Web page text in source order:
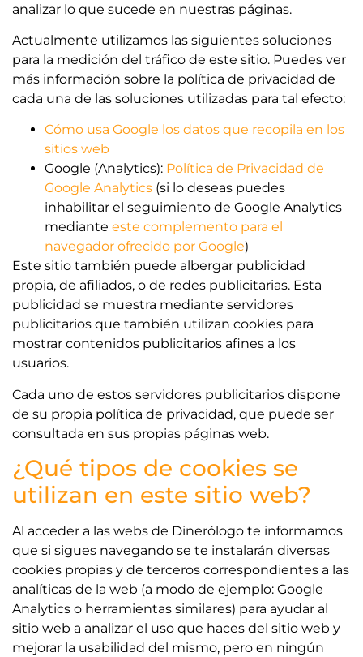
analizar lo que sucede en nuestras páginas.
Actualmente utilizamos las siguientes soluciones
para la medición del tráfico de este sitio. Puedes ver
más información sobre la política de privacidad de
cada una de las soluciones utilizadas para tal efecto:
Cómo usa Google los datos que recopila en los
sitios web
Google (Analytics): Política de Privacidad de
Google Analytics (si lo deseas puedes
inhabilitar el seguimiento de Google Analytics
mediante este complemento para el
navegador ofrecido por Google)
Este sitio también puede albergar publicidad
propia, de afiliados, o de redes publicitarias. Esta
publicidad se muestra mediante servidores
publicitarios que también utilizan cookies para
mostrar contenidos publicitarios afines a los
usuarios.
Cada uno de estos servidores publicitarios dispone
de su propia política de privacidad, que puede ser
consultada en sus propias páginas web.
¿Qué tipos de cookies se
utilizan en este sitio web?
Al acceder a las webs de Dinerólogo te informamos
que si sigues navegando se te instalarán diversas
cookies propias y de terceros correspondientes a las
analíticas de la web (a modo de ejemplo: Google
Analytics o herramientas similares) para ayudar al
sitio web a analizar el uso que haces del sitio web y
mejorar la usabilidad del mismo, pero en ningún